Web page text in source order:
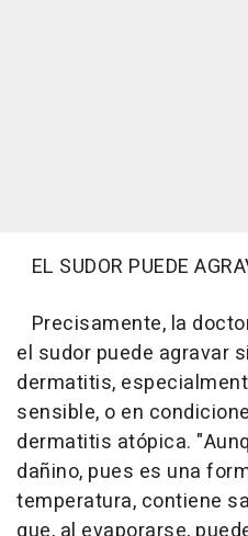
EL SUDOR PUEDE
Precisamente, la
el sudor puede agravar
dermatitis,
sensible, o en
dermatitis atópica.
dañino, pues es una
temperatura, contiene